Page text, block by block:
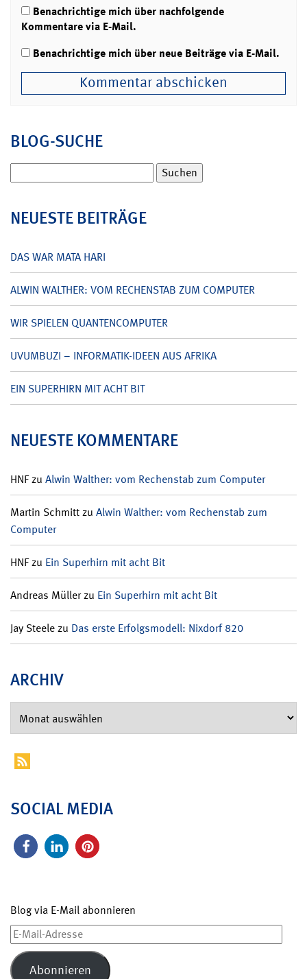
Benachrichtige mich über nachfolgende
Kommentare via E-Mail.
Benachrichtige mich über neue Beiträge via E-Mail.
BLOG-SUCHE
nach:
NEUESTE BEITRÄGE
DAS WAR MATA HARI
ALWIN WALTHER: VOM RECHENSTAB ZUM COMPUTER
WIR SPIELEN QUANTENCOMPUTER
UVUMBUZI – INFORMATIK-IDEEN AUS AFRIKA
EIN SUPERHIRN MIT ACHT BIT
NEUESTE KOMMENTARE
HNFzu Alwin Walther: vom Rechenstab zum Computer
Martin Schmittzu Alwin Walther: vom Rechenstab zum
Computer
HNFzu Ein Superhirn mit acht Bit
Andreas Müllerzu Ein Superhirn mit acht Bit
Jay Steelezu Das erste Erfolgsmodell: Nixdorf 820
ARCHIV
SOCIAL MEDIA
Blog via E-Mail abonnieren
E-
Mail-
Adresse
Abonnieren